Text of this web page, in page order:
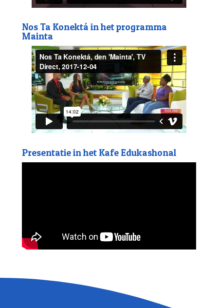
Nos Ta Konektá in het programma
Mainta
Presentatie in het Kafe Edukashonal